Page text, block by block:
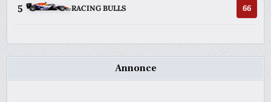
5 RACING BULLS 66
Annonce